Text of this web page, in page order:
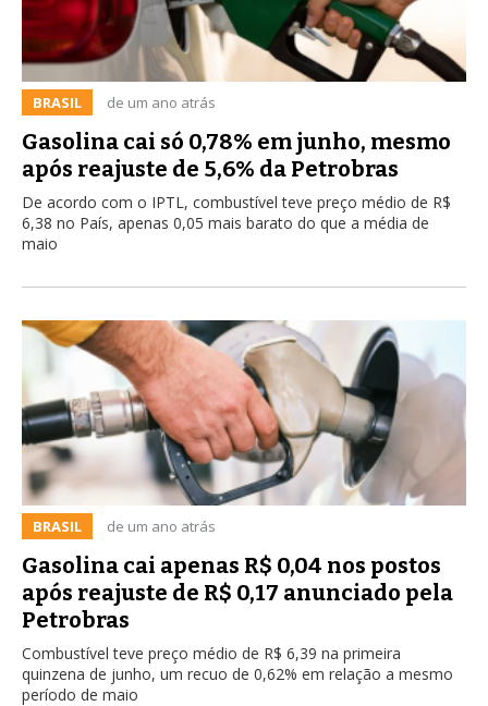
BRASIL de um ano atrás
Gasolina cai só 0,78% em junho, mesmo
após reajuste de 5,6% da Petrobras
De acordo com o IPTL, combustível teve preço médio de R$
6,38 no País, apenas 0,05 mais barato do que a média de
maio
BRASIL de um ano atrás
Gasolina cai apenas R$ 0,04 nos postos
após reajuste de R$ 0,17 anunciado pela
Petrobras
Combustível teve preço médio de R$ 6,39 na primeira
quinzena de junho, um recuo de 0,62% em relação a mesmo
período de maio